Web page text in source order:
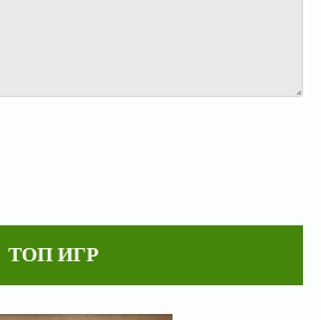
ТОП ИГР